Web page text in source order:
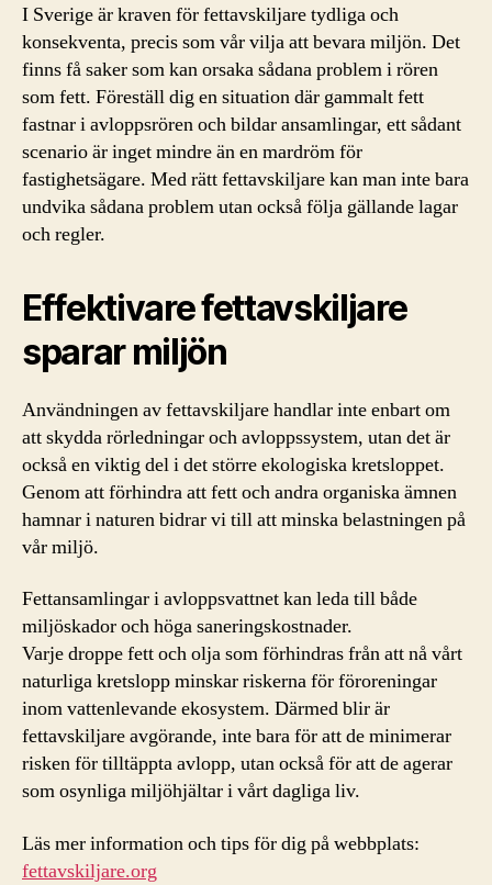
I Sverige är kraven för fettavskiljare tydliga och
konsekventa, precis som vår vilja att bevara miljön. Det
finns få saker som kan orsaka sådana problem i rören
som fett. Föreställ dig en situation där gammalt fett
fastnar i avloppsrören och bildar ansamlingar, ett sådant
scenario är inget mindre än en mardröm för
fastighetsägare. Med rätt fettavskiljare kan man inte bara
undvika sådana problem utan också följa gällande lagar
och regler.
Effektivare fettavskiljare
sparar miljön
Användningen av fettavskiljare handlar inte enbart om
att skydda rörledningar och avloppssystem, utan det är
också en viktig del i det större ekologiska kretsloppet.
Genom att förhindra att fett och andra organiska ämnen
hamnar i naturen bidrar vi till att minska belastningen på
vår miljö.
Fettansamlingar i avloppsvattnet kan leda till både
miljöskador och höga saneringskostnader.
Varje droppe fett och olja som förhindras från att nå vårt
naturliga kretslopp minskar riskerna för föroreningar
inom vattenlevande ekosystem. Därmed blir är
fettavskiljare avgörande, inte bara för att de minimerar
risken för tilltäppta avlopp, utan också för att de agerar
som osynliga miljöhjältar i vårt dagliga liv.
Läs mer information och tips för dig på webbplats:
fettavskiljare.org